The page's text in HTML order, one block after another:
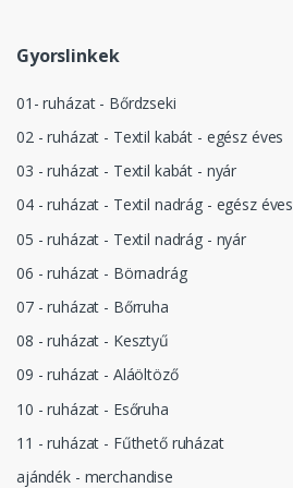
Gyorslinkek
01- ruházat - Bőrdzseki
02 - ruházat - Textil kabát - egész éves
03 - ruházat - Textil kabát - nyár
04 - ruházat - Textil nadrág - egész éves
05 - ruházat - Textil nadrág - nyár
06 - ruházat - Börnadrág
07 - ruházat - Bőrruha
08 - ruházat - Kesztyű
09 - ruházat - Aláöltöző
10 - ruházat - Esőruha
11 - ruházat - Fűthető ruházat
ajándék - merchandise